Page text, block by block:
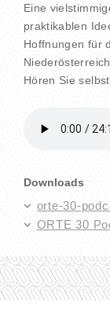
Eine
praktikablen
Hoffnungen für
Hören Sie
Downloads
orte-30-
ORTE 30